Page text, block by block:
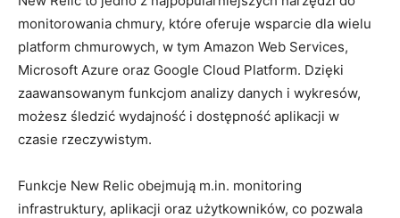
monitorowania chmury, które‍ oferuje wsparcie dla ⁣wielu
platform chmurowych,‌ w⁤ tym Amazon⁤ Web Services,
⁣Microsoft Azure​ oraz Google Cloud Platform. Dzięki
zaawansowanym funkcjom analizy danych i wykresów,
możesz śledzić wydajność i dostępność aplikacji w
czasie ⁤rzeczywistym.
Funkcje New Relic obejmują m.in. monitoring
⁤infrastruktury,‌ aplikacji oraz użytkowników, co pozwala